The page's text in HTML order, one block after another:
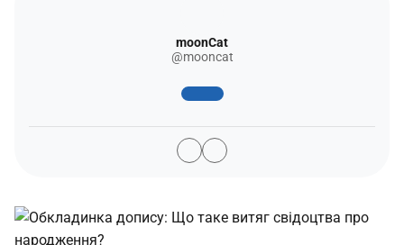
moonCat
@mooncat